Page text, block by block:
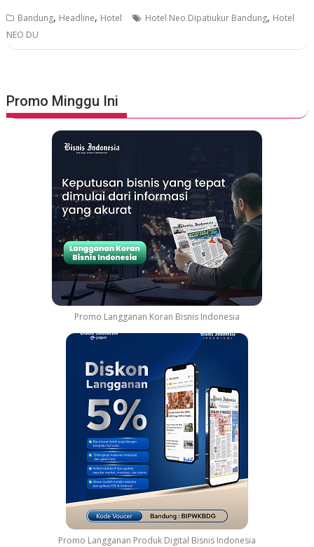
Bandung, Headline, Hotel Hotel Neo Dipatiukur Bandung, Hotel
NEO DU
Promo Minggu Ini
Promo Langganan Koran Bisnis Indonesia
Promo Langganan Produk Digital Bisnis Indonesia